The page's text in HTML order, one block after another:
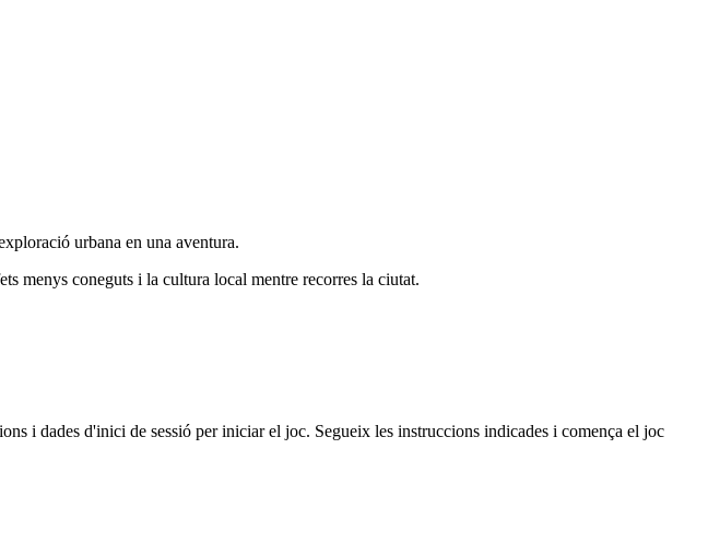
urbana en una aventura.
menys coneguts i la cultura local mentre recorres la ciutat.
i dades d'inici de sessió per iniciar el joc. Segueix les instruccions indicades i comença el joc